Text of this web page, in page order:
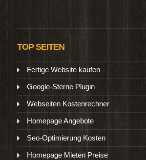
TOP SEITEN
Fertige Website kaufen
Google-Sterne Plugin
Webseiten Kostenrechner
Homepage Angebote
Seo-Optimierung Kosten
Homepage Mieten Preise